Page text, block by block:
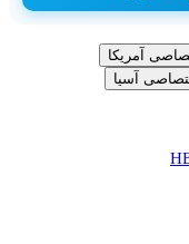
آمریکا
آسیا